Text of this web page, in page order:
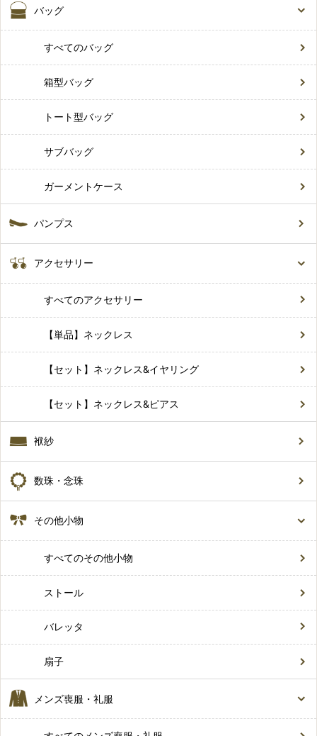
バッグ
すべてのバッグ
箱型バッグ
トート型バッグ
サブバッグ
ガーメントケース
パンプス
アクセサリー
すべてのアクセサリー
【単品】ネックレス
【セット】ネックレス&イヤリング
【セット】ネックレス&ピアス
袱紗
数珠・念珠
その他小物
すべてのその他小物
ストール
バレッタ
扇子
メンズ喪服・礼服